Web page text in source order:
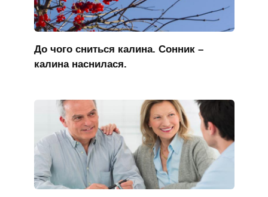
До чого сниться калина. Сонник –
калина наснилася.